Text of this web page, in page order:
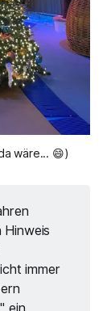
wäre... 😄)
Hinweis
immer